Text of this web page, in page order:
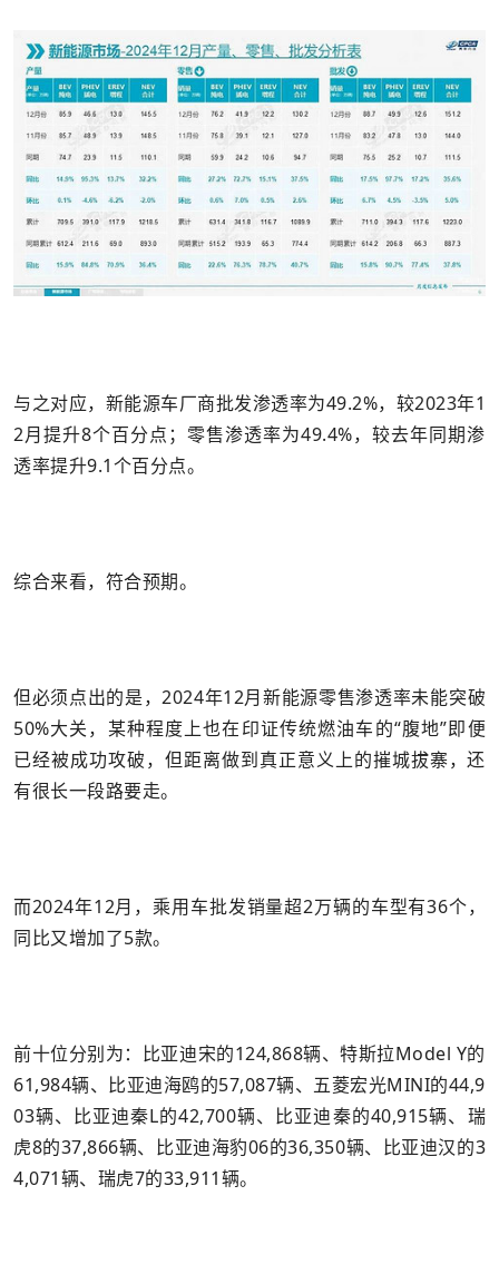
与之对应，新能源车厂商批发渗透率为49.2%，较2023年1
2月提升8个百分点；零售渗透率为49.4%，较去年同期渗
透率提升9.1个百分点。
综合来看，符合预期。
但必须点出的是，2024年12月新能源零售渗透率未能突破
50%大关，某种程度上也在印证传统燃油车的“腹地”即便
已经被成功攻破，但距离做到真正意义上的摧城拔寨，还
有很长一段路要走。
而2024年12月，乘用车批发销量超2万辆的车型有36个，
同比又增加了5款。
前十位分别为：比亚迪宋的124,868辆、特斯拉Model Y的
61,984辆、比亚迪海鸥的57,087辆、五菱宏光MINI的44,9
03辆、比亚迪秦L的42,700辆、比亚迪秦的40,915辆、瑞
虎8的37,866辆、比亚迪海豹06的36,350辆、比亚迪汉的3
4,071辆、瑞虎7的33,911辆。